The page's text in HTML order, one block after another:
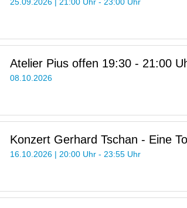
25.09.2026 | 21:00 Uhr - 23:00 Uhr
Atelier Pius offen 19:30 - 21:00
08.10.2026
Konzert Gerhard Tschan - Eine
d’Horizon
16.10.2026 | 20:00 Uhr - 23:55 Uhr